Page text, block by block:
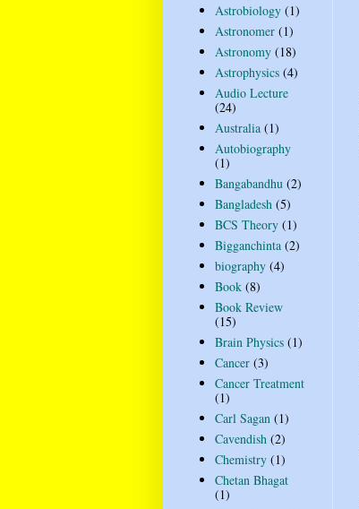
Astrobiology (1)
Astronomer (1)
Astronomy (18)
Astrophysics (4)
Audio Lecture
(24)
Australia (1)
Autobiography
(1)
Bangabandhu (2)
Bangladesh (5)
BCS Theory (1)
Bigganchinta (2)
biography (4)
Book (8)
Book Review
(15)
Brain Physics (1)
Cancer (3)
Cancer Treatment
(1)
Carl Sagan (1)
Cavendish (2)
Chemistry (1)
Chetan Bhagat
(1)